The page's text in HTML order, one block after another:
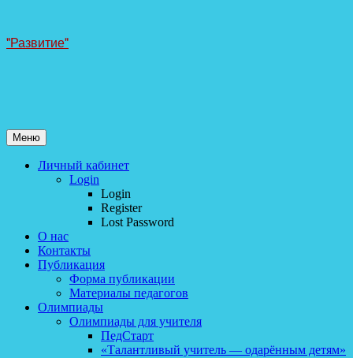
Перейти
"Развитие"
Меню
Личный кабинет
Login
Login
Register
Lost Password
О нас
Контакты
Публикация
Форма публикации
Материалы педагогов
Олимпиады
Олимпиады для учителя
ПедСтарт
«Талантливый учитель — одарённым детям»